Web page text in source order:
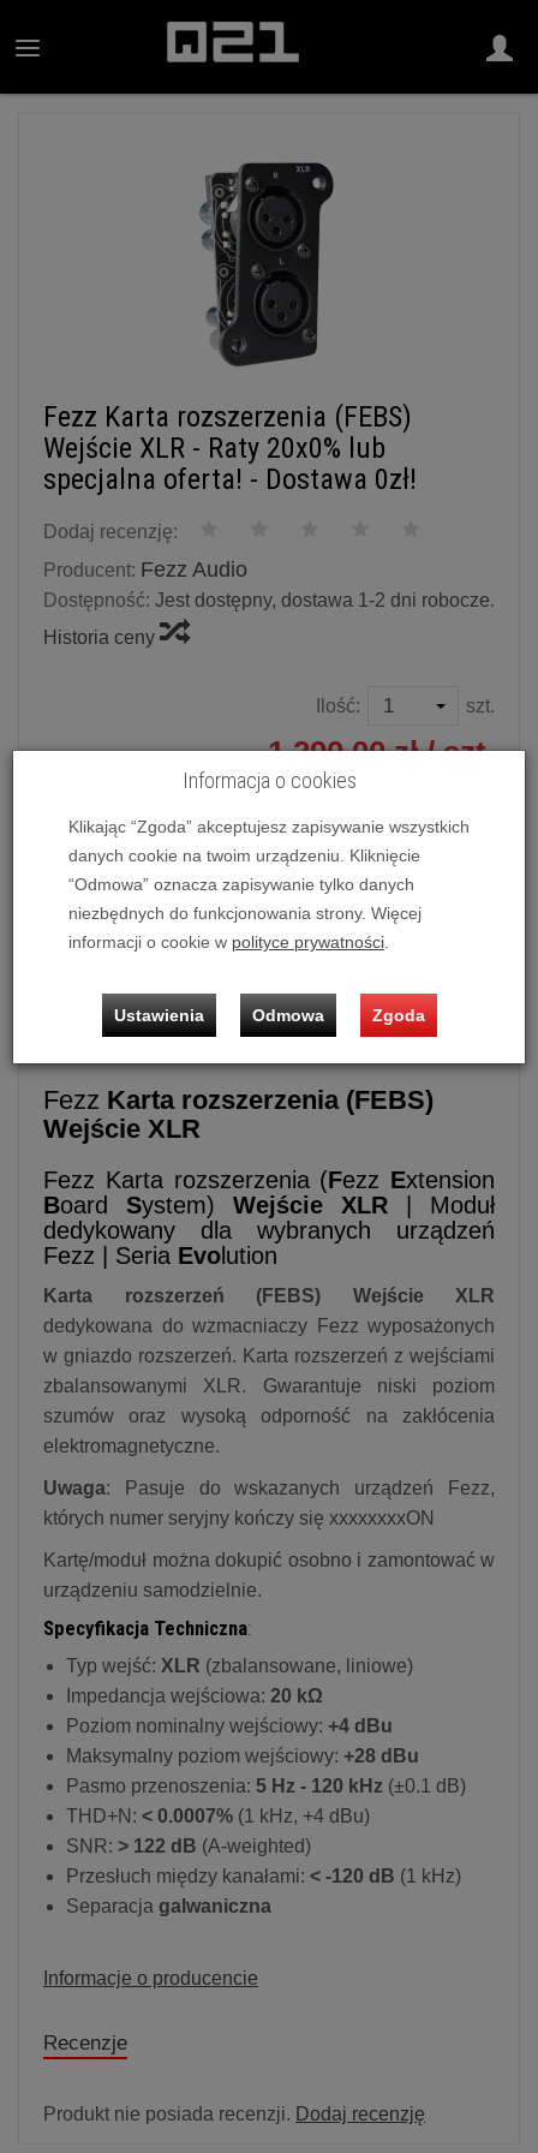
Fezz Karta rozszerzenia (FEBS)
Wejście XLR - Raty 20x0% lub
specjalna oferta! - Dostawa 0zł!
Dodaj recenzję:
Producent: Fezz Audio
Dostępność: Jest dostępny, dostawa 1-2 dni robocze.
Historia ceny
Ilość: szt.
1 290,00 zł/ szt.
FezzKarta rozszerzenia (FEBS) Wejście XLR
ratalnym0%na10 i 20 miesięcylubspecjalna oferta
Fezz Karta rozszerzenia (FEBS)
Wejście XLR
Fezz Karta rozszerzenia (Fezz Extension
Board System) Wejście XLR | Moduł
dedykowany dla wybranych urządzeń
Fezz | Seria Evo lution
Karta rozszerzeń (FEBS) Wejście XLR
dedykowana do wzmacniaczy Fezz wyposażonych
w gniazdo rozszerzeń. Karta rozszerzeń z wejściami
zbalansowanymi XLR. Gwarantuje niski poziom
szumów oraz wysoką odporność na zakłócenia
elektromagnetyczne.
Uwaga: Pasuje do wskazanych urządzeń Fezz,
których numer seryjny kończy się xxxxxxxxON
Kartę/moduł można dokupić osobno i zamontować w
urządzeniu samodzielnie.
Specyfikacja Techniczna:
Typ wejść: XLR (zbalansowane, liniowe)
Impedancja wejściowa: 20 kΩ
Poziom nominalny wejściowy: +4 dBu
Maksymalny poziom wejściowy: +28 dBu
Pasmo przenoszenia: 5 Hz - 120 kHz (±0.1 dB)
THD+N: < 0.0007% (1 kHz, +4 dBu)
SNR: > 122 dB (A-weighted)
Przesłuch między kanałami: < -120 dB (1 kHz)
Separacja galwaniczna
Informacje o producencie
Recenzje
Produkt nie posiada recenzji. Dodaj recenzję
Informacja o cookies
Klikając “Zgoda” akceptujesz zapisywanie wszystkich
danych cookie na twoim urządzeniu. Kliknięcie
“Odmowa” oznacza zapisywanie tylko danych
niezbędnych do funkcjonowania strony. Więcej
informacji o cookie w polityce prywatności.
Ustawienia Odmowa Zgoda